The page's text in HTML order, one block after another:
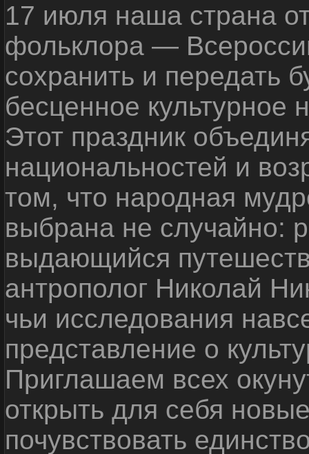
17 июля наша страна
фольклора —
сохранить и передать
бесценное культурное
Этот праздник
национальностей и
том, что народная
выбрана не случайно:
выдающийся
антрополог Николай
чьи исследования
представление о
Приглашаем всех
открыть для себя
почувствовать